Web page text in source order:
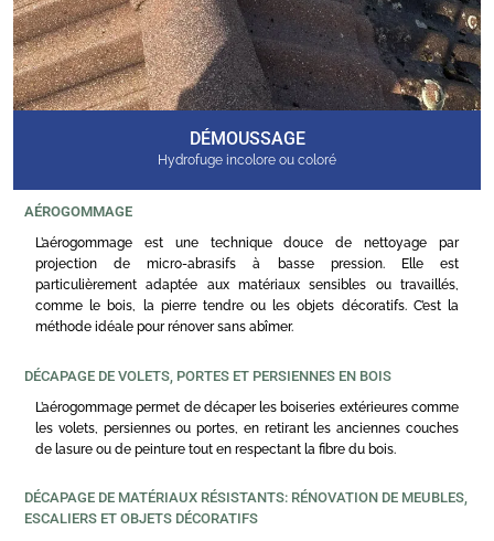
DÉMOUSSAGE
Hydrofuge incolore ou coloré
AÉROGOMMAGE
L’aérogommage est une technique douce de nettoyage par
projection de micro-abrasifs à basse pression. Elle est
particulièrement adaptée aux matériaux sensibles ou travaillés,
comme le bois, la pierre tendre ou les objets décoratifs. C’est la
méthode idéale pour rénover sans abîmer.
DÉCAPAGE DE VOLETS, PORTES ET PERSIENNES EN BOIS
L’aérogommage permet de décaper les boiseries extérieures comme
les volets, persiennes ou portes, en retirant les anciennes couches
de lasure ou de peinture tout en respectant la fibre du bois.
DÉCAPAGE DE MATÉRIAUX RÉSISTANTS: RÉNOVATION DE MEUBLES,
ESCALIERS ET OBJETS DÉCORATIFS